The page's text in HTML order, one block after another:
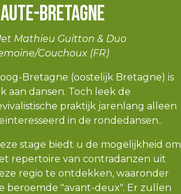
Bretagne
Mathieu Guitton & Duo
Couchoux (FR)
Bretagne (oostelijk Bretagne) is
aan dansen. Toch leek de
praktijk jarenlang alleen
in de rondedansen..
stage biedt u de mogelijkheid om
repertoire van contradanzen uit
regio te ontdekken, waaronder
beroemde "avant-deux". Er zullen